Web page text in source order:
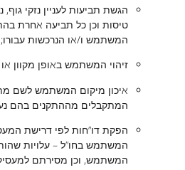
הגשת תביעות לעניין נזקי גוף,
טיסות וכן כל תביעה אחרת
המשתמש ו/או הנרכשות עבורו;
זיהוי המשתמש באופן מקוון
איכון מיקום המשתמש לשם
המתקבלים מההתקנים בהם
הפקת דו”חות לפי דרישת
המשתמש בחו”ל – עלויות
המשתמש, וכן מסירתם